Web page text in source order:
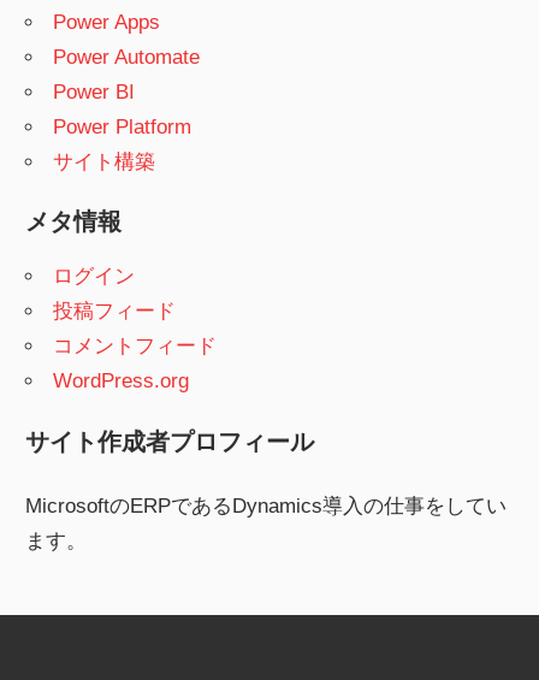
Power Apps
Power Automate
Power BI
Power Platform
サイト構築
メタ情報
ログイン
投稿フィード
コメントフィード
WordPress.org
サイト作成者プロフィール
MicrosoftのERPであるDynamics導入の仕事をしてい
ます。